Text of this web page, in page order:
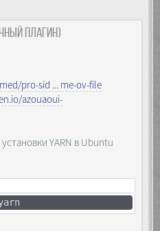
плагин)
pro-sid ... me-ov-file
azouaoui-
YARN в Ubuntu